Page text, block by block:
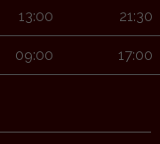
13:00 21:30
09:00 17:00